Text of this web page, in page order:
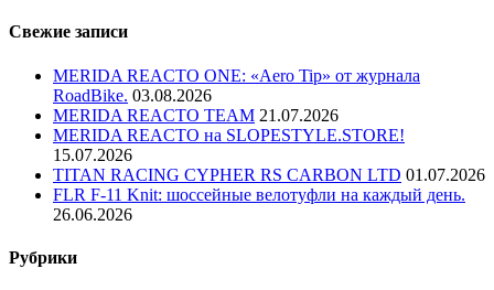
Свежие записи
MERIDA REACTO ONE: «Aero Tip» от журнала
RoadBike. 03.08.2026
MERIDA REACTO TEAM 21.07.2026
MERIDA REACTO на SLOPESTYLE.STORE!
15.07.2026
TITAN RACING CYPHER RS CARBON LTD 01.07.2026
FLR F-11 Knit: шоссейные велотуфли на каждый день.
26.06.2026
Рубрики